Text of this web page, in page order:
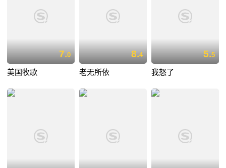
7.0
美国牧歌
8.4
老无所依
5.5
我怒了